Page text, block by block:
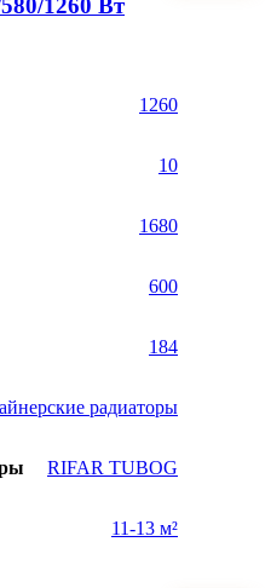
1260 Вт
1260
10
1680
600
184
радиаторы
RIFAR TUBOG
11-13 м²